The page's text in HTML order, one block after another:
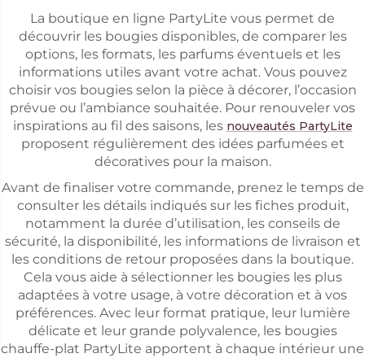
La boutique en ligne PartyLite vous permet de
découvrir les bougies disponibles, de comparer les
options, les formats, les parfums éventuels et les
informations utiles avant votre achat. Vous pouvez
choisir vos bougies selon la pièce à décorer, l’occasion
prévue ou l’ambiance souhaitée. Pour renouveler vos
inspirations au fil des saisons, les nouveautés PartyLite
proposent régulièrement des idées parfumées et
décoratives pour la maison.
Avant de finaliser votre commande, prenez le temps de
consulter les détails indiqués sur les fiches produit,
notamment la durée d’utilisation, les conseils de
sécurité, la disponibilité, les informations de livraison et
les conditions de retour proposées dans la boutique.
Cela vous aide à sélectionner les bougies les plus
adaptées à votre usage, à votre décoration et à vos
préférences. Avec leur format pratique, leur lumière
délicate et leur grande polyvalence, les bougies
chauffe-plat PartyLite apportent à chaque intérieur une